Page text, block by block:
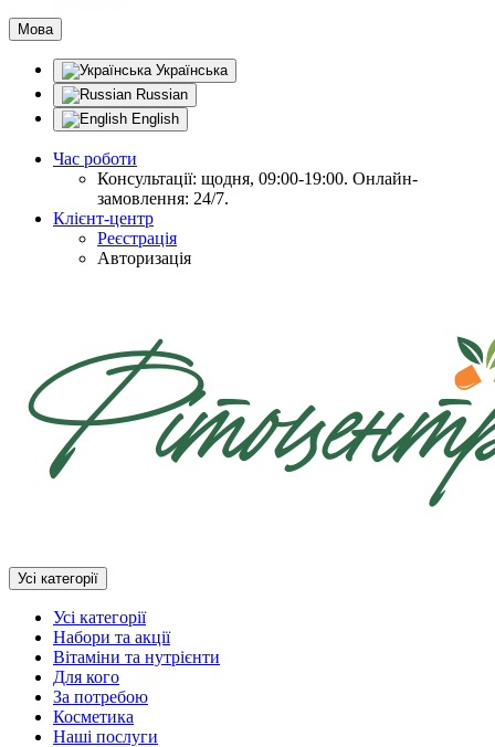
Мова
Українська
Russian
English
Час роботи
Консультації: щодня, 09:00-19:00. Онлайн-
замовлення: 24/7.
Клієнт-центр
Реєстрація
Авторизація
Усі категорії
Усі категорії
Набори та акції
Вітаміни та нутрієнти
Для кого
За потребою
Косметика
Наші послуги